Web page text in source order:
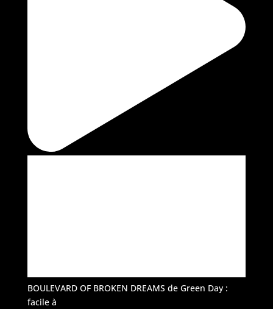
BOULEVARD OF BROKEN DREAMS de Green Day :
facile à